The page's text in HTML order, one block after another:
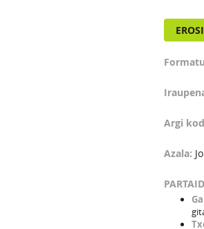
EROSI
Argi
Azala: